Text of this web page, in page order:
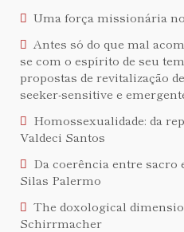
Uma força missionária
Antes só do que mal
se com o espírito de seu
propostas de revitalização
seeker-sensitive e
Homossexualidade: da
Valdeci Santos
Da coerência entre sacro
Silas Palermo
The doxological
Schirrmacher